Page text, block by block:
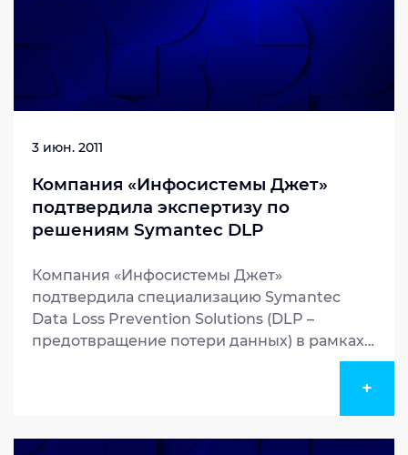
3 июн. 2011
Компания «Инфосистемы Джет»
подтвердила экспертизу по
решениям Symantec DLP
Компания «Инфосистемы Джет»
подтвердила специализацию Symantec
Data Loss Prevention Solutions (DLP –
предотвращение потери данных) в рамках
+